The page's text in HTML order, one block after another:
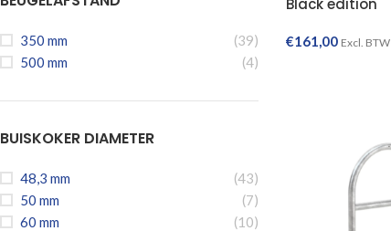
350 mm
(39)
500 mm
(4)
BUISKOKER DIAMETER
48,3 mm
(43)
50 mm
(7)
60 mm
(10)
Black edition
€161,00 Excl. BTW